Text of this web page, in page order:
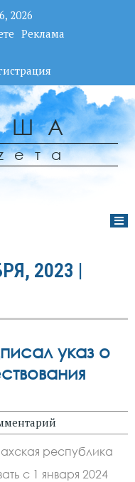
2026
Реклама
2023 |
указ о
республика
с 1 января 2024